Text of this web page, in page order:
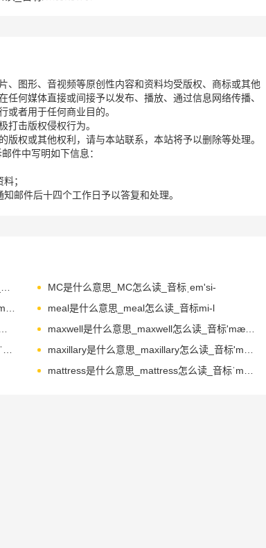
、图形、音视频等原创性内容和资料均受版权、商标或其他
何媒体直接或间接予以发布、播放、通过信息网络传播、
或者用于任何商业目的。
打击版权侵权行为。
权或其他权利，请与本站联系，本站将予以删除等处理。
件中写明如下信息：
；
邮件后十四个工作日予以答复和处理。
MC是什么意思_MC怎么读_音标ˌem'si-
meal是什么意思_meal怎么读_音标mi-l
_音标ˈmi-nwaɪl
maxwell是什么意思_maxwell怎么读_音标'mækswәl